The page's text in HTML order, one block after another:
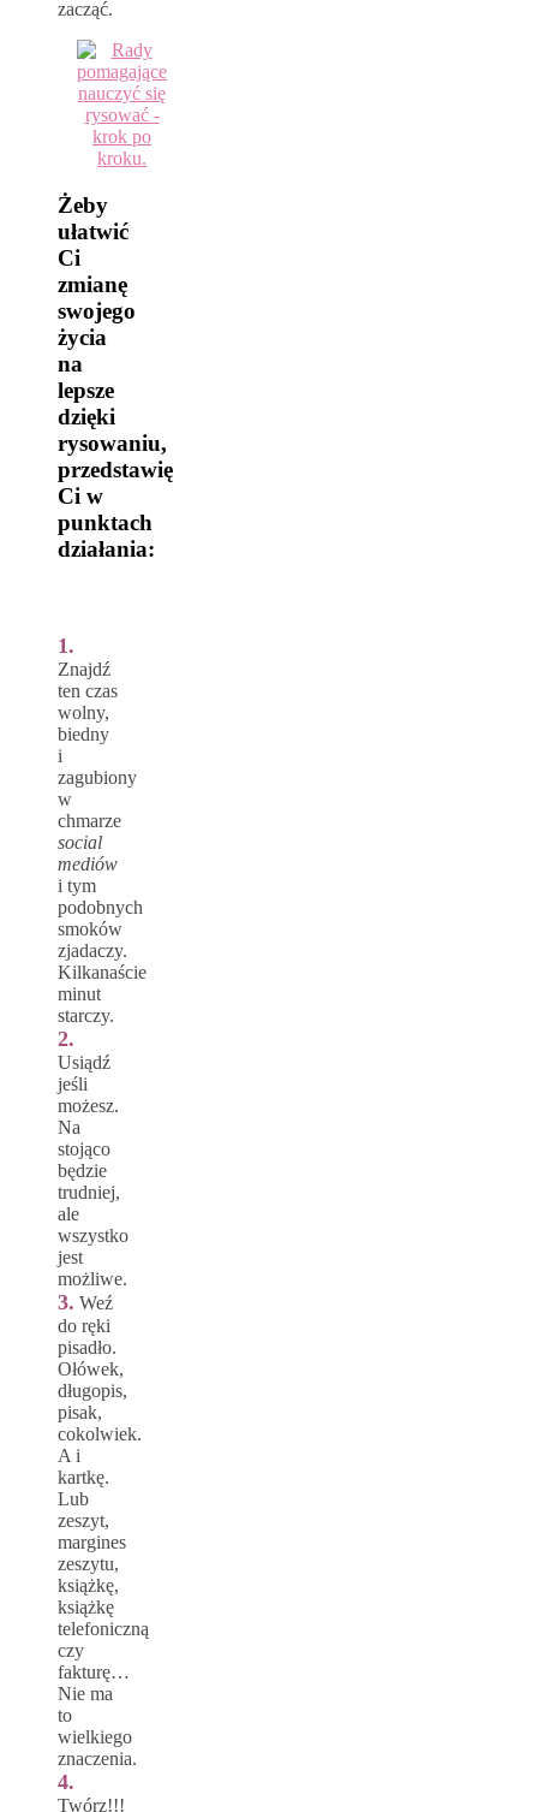
zacząć.
Żeby
ułatwić
Ci
zmianę
swojego
życia
na
lepsze
dzięki
rysowaniu,
przedstawię
Ci w
punktach
działania:
1.
Znajdź
ten czas
wolny,
biedny
i
zagubiony
w
chmarze
social
mediów
i tym
podobnych
smoków
zjadaczy.
Kilkanaście
minut
starczy.
2.
Usiądź
jeśli
możesz.
Na
stojąco
będzie
trudniej,
ale
wszystko
jest
możliwe.
3. Weź
do ręki
pisadło.
Ołówek,
długopis,
pisak,
cokolwiek.
A i
kartkę.
Lub
zeszyt,
margines
zeszytu,
książkę,
książkę
telefoniczną
czy
fakturę…
Nie ma
to
wielkiego
znaczenia.
4.
Twórz!!!